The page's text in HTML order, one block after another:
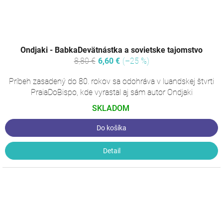
Ondjaki - BabkaDevätnástka a sovietske tajomstvo
8,80 € 6,60 € (–25 %)
Príbeh zasadený do 80. rokov sa odohráva v luandskej štvrti
PraiaDoBispo, kde vyrastal aj sám autor Ondjaki
SKLADOM
Do košíka
Detail